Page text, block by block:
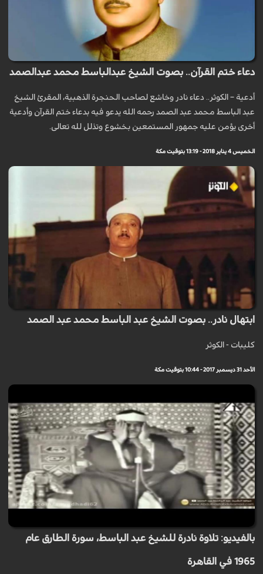
دعاء ختم القرآن.. بصوت الشيخ عبدالباسط محمد عبدالصمد
أدعية – الكوثر.. دعاء نادر وخاشع لصاحب الحنجرة الذهبية، المقرئ الشيخ
عبد الباسط محمد عبد الصمد رحمه الله يدعو فيه بدعاء ختم القرآن وأدعية
أخرى يؤمن عليه جمهور المستمعين بخشوع وتذلل لله تعالى.
الخميس 4 يناير 2018 - 13:19 بتوقيت مكة
ابتهال نادر.. بصوت الشيخ عبد الباسط محمد عبد الصمد
كليبات - الكوثر
الأحد 31 ديسمبر 2017 - 10:44 بتوقيت مكة
بالفيديو: تلاوة نادرة للشيخ عبد الباسط، سورة الطارق عام
1965 في القاهرة